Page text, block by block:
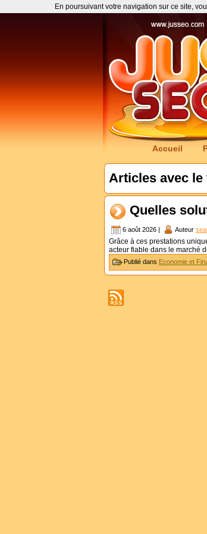
Accueil
Articles avec le
Quelles
6 août 2026 | Auteur
Grâce à ces prestations
acteur fiable dans le marché
Publié dans Economie et
En poursuivant votre navigation sur ce site,